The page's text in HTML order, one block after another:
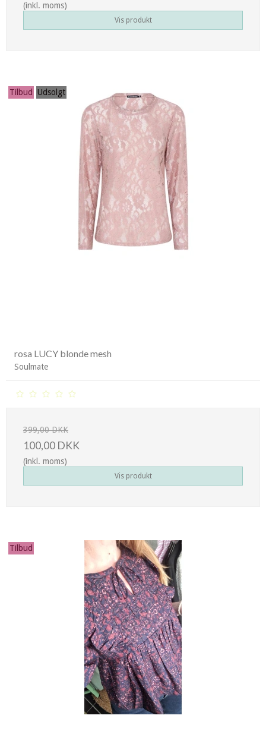
(inkl. moms)
Vis produkt
Tilbud Udsolgt
rosa LUCY blonde mesh
Soulmate
399,00 DKK
100,00 DKK
(inkl. moms)
Vis produkt
Tilbud